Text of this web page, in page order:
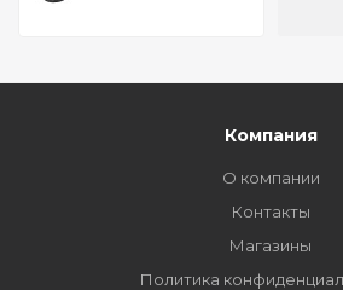
Компания
О компании
Контакты
Магазины
Политика